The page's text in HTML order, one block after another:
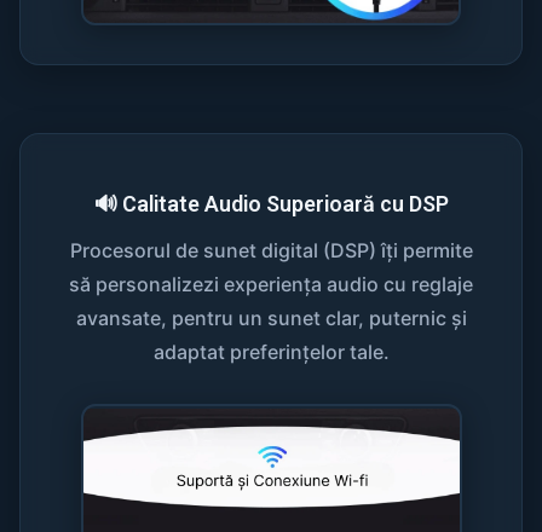
🔊 Calitate Audio Superioară cu DSP
Procesorul de sunet digital (DSP) îți permite
să personalizezi experiența audio cu reglaje
avansate, pentru un sunet clar, puternic și
adaptat preferințelor tale.